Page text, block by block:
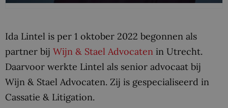
Ida Lintel is per 1 oktober 2022 begonnen als
partner bij Wijn & Stael Advocaten in Utrecht.
Daarvoor werkte Lintel als senior advocaat bij
Wijn & Stael Advocaten. Zij is gespecialiseerd in
Cassatie & Litigation.